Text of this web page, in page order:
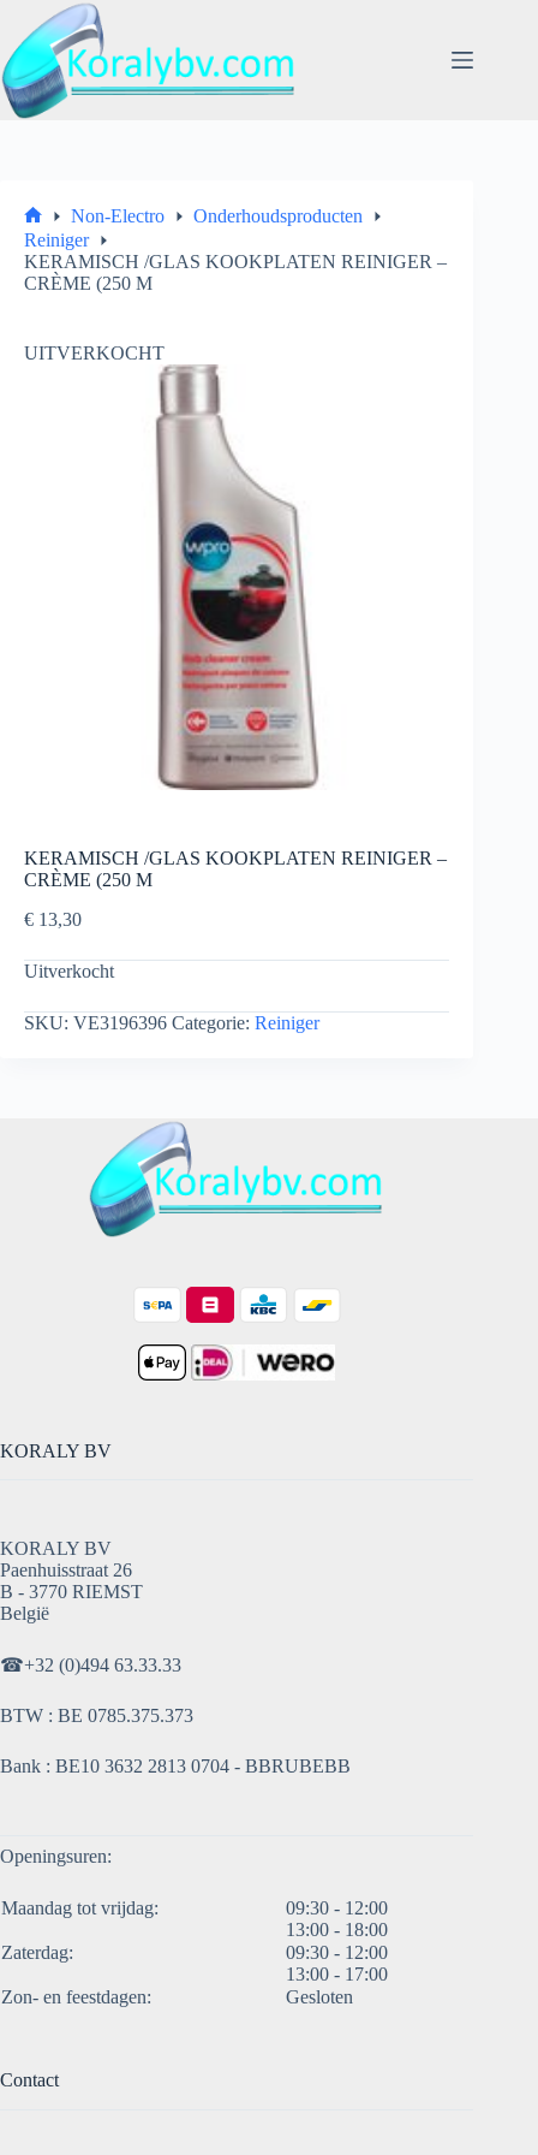
naar
de
inhoud
Home
Non-Electro
Onderhoudsproducten
Reiniger
KERAMISCH /GLAS KOOKPLATEN REINIGER –
CRÈME (250 M
UITVERKOCHT
KERAMISCH /GLAS KOOKPLATEN REINIGER –
CRÈME (250 M
€ 13,30
Uitverkocht
SKU: VE3196396 Categorie: Reiniger
KORALY BV
KORALY BV
Paenhuisstraat 26
B - 3770 RIEMST
België
☎+32 (0)494 63.33.33
BTW : BE 0785.375.373
Bank : BE10 3632 2813 0704 - BBRUBEBB
Openingsuren:
Maandag tot vrijdag:
09:30 - 12:00
13:00 - 18:00
Zaterdag:
09:30 - 12:00
13:00 - 17:00
Zon- en feestdagen:
Gesloten
Contact